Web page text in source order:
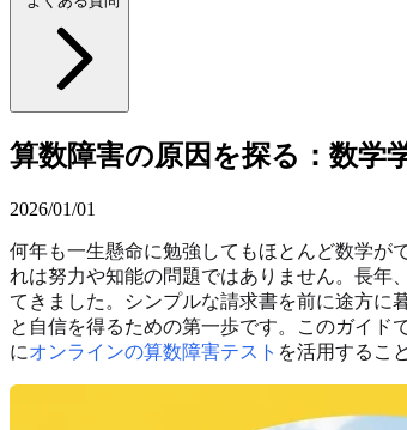
算数障害の原因を探る：数学
2026/01/01
何年も一生懸命に勉強してもほとんど数学が
れは努力や知能の問題ではありません。長年
てきました。シンプルな請求書を前に途方に
と自信を得るための第一歩です。このガイド
にオンラインの算数障害テスト を活用するこ